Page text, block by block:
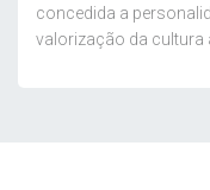
concedida a
valorização da cultura